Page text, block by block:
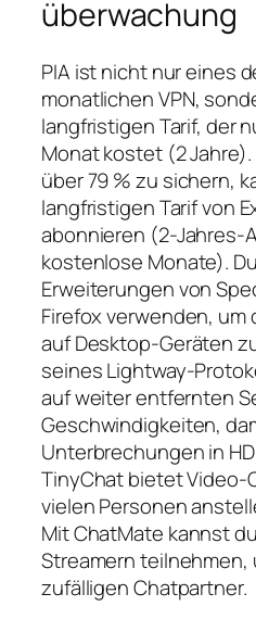
überwachung
PIA ist nicht nur eines
monatlichen VPN,
langfristigen Tarif, der
Monat kostet (2
über 79 % zu sichern,
langfristigen Tarif von
abonnieren (2-Jahres-
kostenlose Monate).
Erweiterungen von
Firefox verwenden, um
auf Desktop-Geräten
seines Lightway-
auf weiter entfernten
Geschwindigkeiten,
Unterbrechungen in
TinyChat bietet Video-
vielen Personen
Mit ChatMate kannst
Streamern
zufälligen Chatpartner.